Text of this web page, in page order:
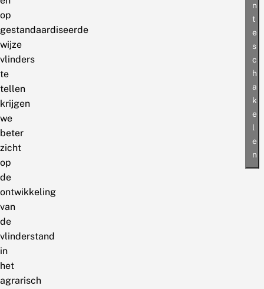
op
gestandaardiseerde
wijze
vlinders
te
tellen
krijgen
we
beter
zicht
op
de
ontwikkeling
van
de
vlinderstand
in
het
agrarisch
n
t
e
s
c
h
a
k
e
l
e
n